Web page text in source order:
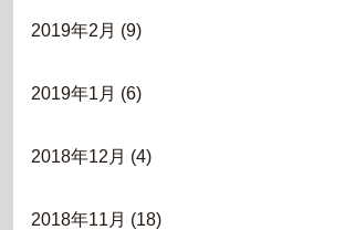
2019年2月 (9)
2019年1月 (6)
2018年12月 (4)
2018年11月 (18)